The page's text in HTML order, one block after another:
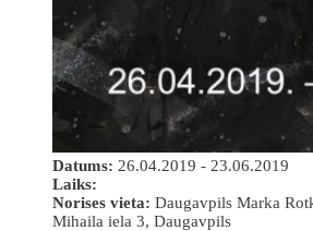
Datums: 26.04.2019 - 23.06.2019
Laiks:
Norises vieta: Daugavpils Marka
Mihaila iela 3, Daugavpils